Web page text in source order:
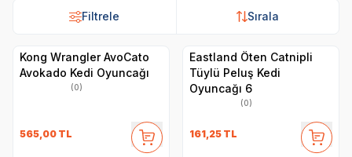
Filtrele Sırala
Filtrele Sırala
Kong Wrangler AvoCato
Avokado Kedi Oyuncağı
(0)
565,00 TL
Eastland Öten Catnipli
Tüylü Peluş Kedi
Oyuncağı 6
(0)
161,25 TL